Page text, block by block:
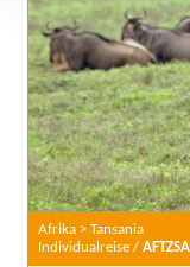
Afrika > Tansania
Individualreise /